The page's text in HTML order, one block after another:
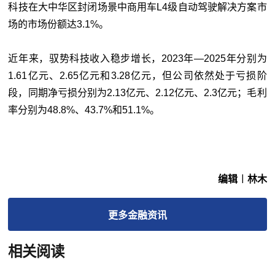
科技在大中华区封闭场景中商用车L4级自动驾驶解决方案市
场的市场份额达3.1%。
近年来，驭势科技收入稳步增长，2023年—2025年分别为
1.61亿元、2.65亿元和3.28亿元，但公司依然处于亏损阶
段，同期净亏损分别为2.13亿元、2.12亿元、2.3亿元；毛利
率分别为48.8%、43.7%和51.1%。
编辑︱林木
更多金融资讯
相关阅读